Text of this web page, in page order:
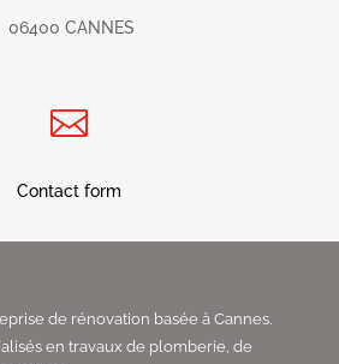
06400 CANNES

Contact form
de rénovation basée à Cannes.
en travaux de plomberie, de